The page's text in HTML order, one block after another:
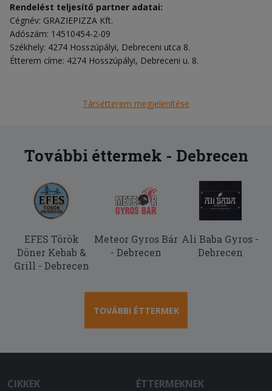
Rendelést teljesítő partner adatai:
Cégnév: GRAZIEPIZZA Kft.
Adószám: 14510454-2-09
Székhely: 4274 Hosszúpályi, Debreceni utca 8.
Étterem címe: 4274 Hosszúpályi, Debreceni u. 8.
Társétterem megjelenítése
További éttermek - Debrecen
EFES Török
Döner Kebab &
Grill - Debrecen
Meteor Gyros Bár
- Debrecen
Ali Baba Gyros -
Debrecen
TOVÁBBI ÉTTERMEK
CIKKEK
ÉTTERMEKNEK